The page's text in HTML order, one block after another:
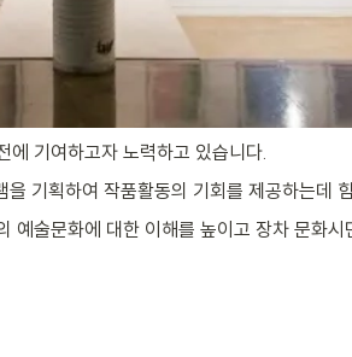
기여하고자 노력하고 있습니다.
기획하여 작품활동의 기회를 제공하는데
술문화에 대한 이해를 높이고 장차 문화